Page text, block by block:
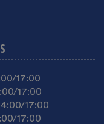
/17:00
/17:00
/17:00
/17:00